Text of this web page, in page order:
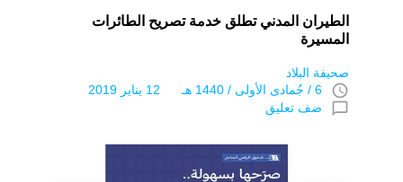
الطيران المدني تطلق خدمة تصريح الطائرات
المسيرة
صحيفة البلاد
access_time 6 / جُمادى اﻷولى / 1440 هـ 12 يناير 2019
chat_bubble_outline ضف تعليق